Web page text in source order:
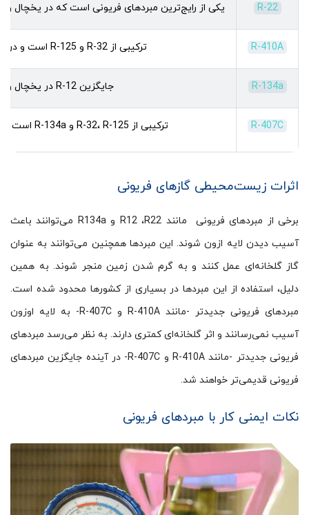
R-22 یکی از رایج‌ترین مبردهای فریونی است که در یخچال
R-410A ترکیبی از R-32 و R-125 است و در کولر گازی‌های جدید استفاده می‌شود.
R-134a جایگزین R-12 در یخچال و فریزر و کولر گازی شده است.
R-407C ترکیبی از R-32، R-125 و R-134a است که در کولر گازی‌های جدید استفاده می‌شود.
اثرات زیست‌محیطی گازهای فریونی
برخی از مبردهای فریونی مانند R12 ،R22 و R134a می‌توانند باعث
آسیب دیدن لایه ازون شوند. این مبردها همچنین می‌توانند به عنوان
گاز گلخانه‌ای عمل کنند و به گرم شدن زمین منجر ‌شوند. به همین
دلیل، استفاده از این مبردها در بسیاری از کشورها محدود شده است.
مبردهای فریونی جدیدتر -مانند R-410A و R-407C- به لایه اوزون
آسیب نمی‌رسانند و اثر گلخانه‌ای کمتری دارند. به نظر می‌رسد مبردهای
فریونی جدیدتر -مانند R-410A و R-407C- در آینده جایگزین مبردهای
فریونی قدیمی‌تر خواهند شد.
نکات ایمنی کار با مبردهای فریونی